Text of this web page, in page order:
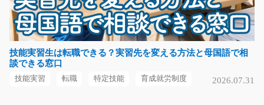
アットホームな職場で働きませんか！ハンコを押して検
品するだけ！シフト…
長期（3ヶ月以上）
時給1200円～
大阪府東大阪市
技能実習生は転職できる？実習先を変える方法と母国語で相
談できる窓口
技能実習 転職 特定技能 育成就労制度 2026.07.31